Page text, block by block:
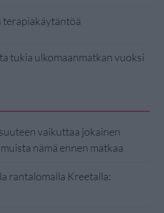
terapiakäytäntöä
tukia ulkomaanmatkan vuoksi
vaikuttaa jokainen
nämä ennen matkaa
rantalomalla Kreetalla: